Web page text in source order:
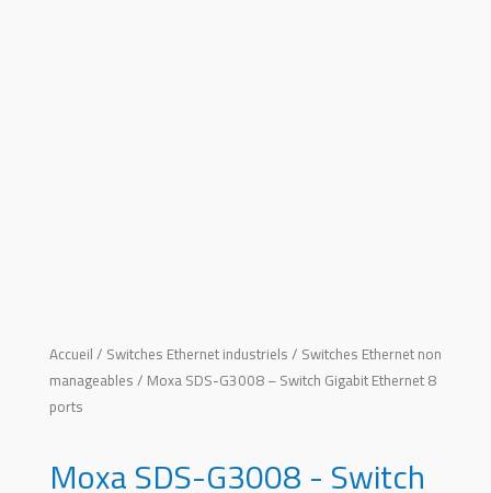
Accueil / Switches Ethernet industriels / Switches Ethernet non
manageables / Moxa SDS-G3008 – Switch Gigabit Ethernet 8
ports
Moxa SDS-G3008 - Switch